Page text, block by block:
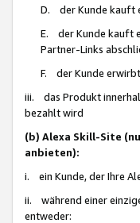
D. der Kunde kauft
E. der Kunde kauft
Partner-Links
F. der Kunde
iii. das Produkt
bezahlt wird
(b) Alexa Skill-Site
anbieten):
i. ein Kunde, der Ihre
ii. während einer
entweder: